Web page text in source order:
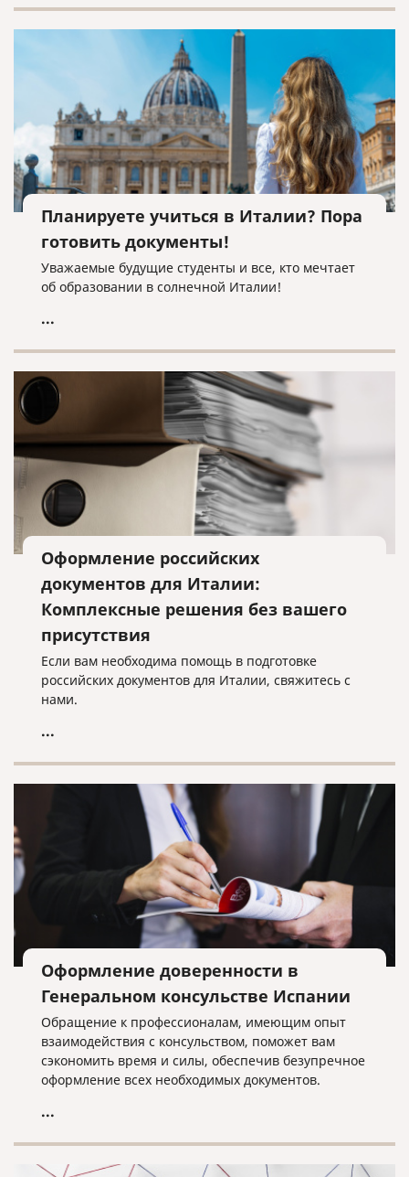
Планируете учиться в Италии? Пора
готовить документы!
Уважаемые будущие студенты и все, кто мечтает
об образовании в солнечной Италии!
...
Оформление российских
документов для Италии:
Комплексные решения без вашего
присутствия
Если вам необходима помощь в подготовке
российских документов для Италии, свяжитесь с
нами.
...
Оформление доверенности в
Генеральном консульстве Испании
Обращение к профессионалам, имеющим опыт
взаимодействия с консульством, поможет вам
сэкономить время и силы, обеспечив безупречное
оформление всех необходимых документов.
...